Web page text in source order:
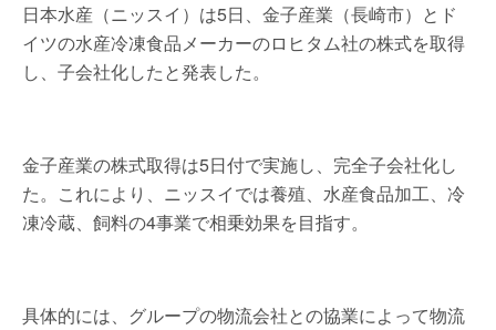
日本水産（ニッスイ）は5日、金子産業（長崎市）とド
イツの水産冷凍食品メーカーのロヒタム社の株式を取得
し、子会社化したと発表した。
金子産業の株式取得は5日付で実施し、完全子会社化し
た。これにより、ニッスイでは養殖、水産食品加工、冷
凍冷蔵、飼料の4事業で相乗効果を目指す。
具体的には、グループの物流会社との協業によって物流